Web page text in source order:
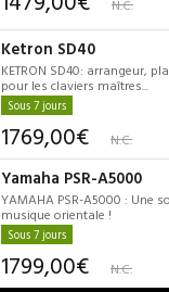
N.C.
Ketron SD40
KETRON SD40: arrangeur,
pour les claviers maîtres...
Sous 7 jours
1769,00€ N.C.
Yamaha PSR-A5000
YAMAHA PSR-A5000 : Une
musique orientale !
Sous 7 jours
1799,00€ N.C.